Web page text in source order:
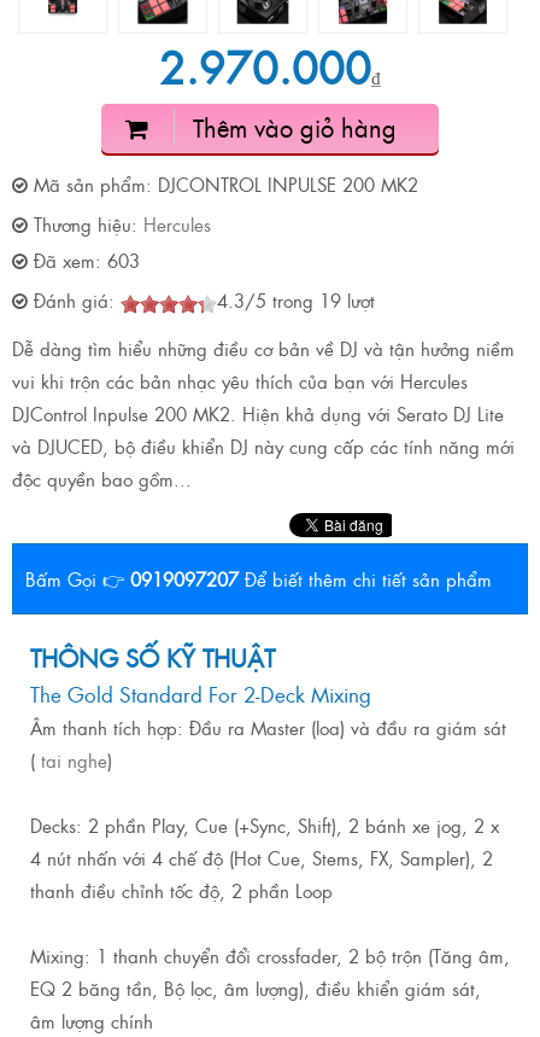
2.970.000₫
Thêm vào giỏ hàng
Mã sản phẩm: DJCONTROL INPULSE 200 MK2
Thương hiệu: Hercules
Đã xem: 603
Đánh giá:
4.3/5 trong 19 lượt
Dễ dàng tìm hiểu những điều cơ bản về DJ và tận hưởng niềm
vui khi trộn các bản nhạc yêu thích của bạn với Hercules
DJControl Inpulse 200 MK2. Hiện khả dụng với Serato DJ Lite
và DJUCED, bộ điều khiển DJ này cung cấp các tính năng mới
độc quyền bao gồm...
Bấm Gọi 👉 0919097207 Để biết thêm chi tiết sản phẩm
THÔNG SỐ KỸ THUẬT
The Gold Standard For 2-Deck Mixing
Âm thanh tích hợp: Đầu ra Master (loa) và đầu ra giám sát
( tai nghe)
Decks: 2 phần Play, Cue (+Sync, Shift), 2 bánh xe jog, 2 x
4 nút nhấn với 4 chế độ (Hot Cue, Stems, FX, Sampler), 2
thanh điều chỉnh tốc độ, 2 phần Loop
Mixing: 1 thanh chuyển đổi crossfader, 2 bộ trộn (Tăng âm,
EQ 2 băng tần, Bộ lọc, âm lượng), điều khiển giám sát,
âm lượng chính